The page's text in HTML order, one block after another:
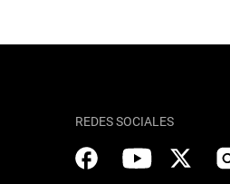
REDES SOCIALES